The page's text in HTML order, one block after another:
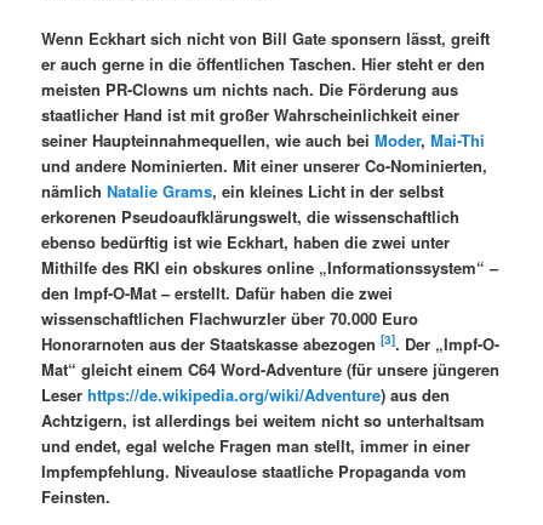
Wenn Eckhart sich nicht von Bill Gate sponsern lässt, greift
er auch gerne in die öffentlichen Taschen. Hier steht er den
meisten PR-Clowns um nichts nach. Die Förderung aus
staatlicher Hand ist mit großer Wahrscheinlichkeit einer
seiner Haupteinnahmequellen, wie auch beiModer,Mai-Thi
und andere Nominierten. Mit einer unserer Co-Nominierten,
nämlichNatalie Grams, ein kleines Licht in der selbst
erkorenen Pseudoaufklärungswelt, die wissenschaftlich
ebenso bedürftig ist wie Eckhart, haben die zwei unter
Mithilfe des RKI ein obskures online „Informationssystem“ –
den Impf-O-Mat – erstellt. Dafür haben die zwei
wissenschaftlichen Flachwurzler über 70.000 Euro
Honorarnoten aus der Staatskasse abezogen[3]. Der „Impf-O-
Mat“ gleicht einem C64 Word-Adventure (für unsere jüngeren
Leserhttps://de.wikipedia.org/wiki/Adventure) aus den
Achtzigern, ist allerdings bei weitem nicht so unterhaltsam
und endet, egal welche Fragen man stellt, immer in einer
Impfempfehlung. Niveaulose staatliche Propaganda vom
Feinsten.